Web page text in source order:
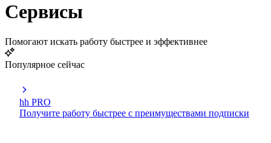
Сервисы
Помогают искать работу быстрее и эффективнее
Популярное сейчас
hh PRO
Получите работу быстрее с преимуществами подписки